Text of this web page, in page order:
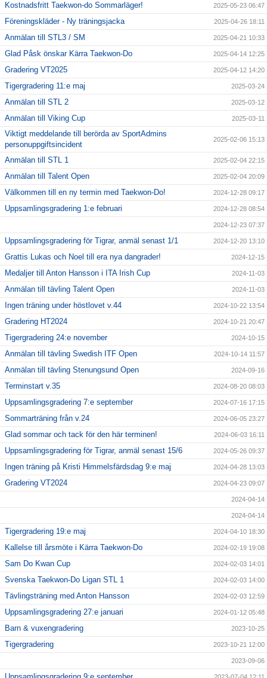
Kostnadsfritt Taekwon-do Sommarläger! 2025-05-23 06:47
Föreningskläder - Ny träningsjacka 2025-04-26 18:11
Anmälan till STL3 / SM 2025-04-21 10:33
Glad Påsk önskar Kärra Taekwon-Do 2025-04-14 12:25
Gradering VT2025 2025-04-12 14:20
Tigergradering 11:e maj 2025-03-24
Anmälan till STL 2 2025-03-12
Anmälan till Viking Cup 2025-03-11
Viktigt meddelande till berörda av SportAdmins
personuppgiftsincident
2025-02-06 15:13
Anmälan till STL 1 2025-02-04 22:15
Anmälan till Talent Open 2025-02-04 20:09
Välkommen till en ny termin med Taekwon-Do! 2024-12-28 09:17
Uppsamlingsgradering 1:e februari 2024-12-28 08:54
2024-12-23 07:37
Uppsamlingsgradering för Tigrar, anmäl senast 1/1 2024-12-20 13:10
Grattis Lukas och Noel till era nya dangrader! 2024-12-15
Medaljer till Anton Hansson i ITA Irish Cup 2024-11-03
Anmälan till tävling Talent Open 2024-11-03
Ingen träning under höstlovet v.44 2024-10-22 13:54
Gradering HT2024 2024-10-21 20:47
Tigergradering 24:e november 2024-10-15
Anmälan till tävling Swedish ITF Open 2024-10-14 11:57
Anmälan till tävling Stenungsund Open 2024-09-16
Terminstart v.35 2024-08-20 08:03
Uppsamlingsgradering 7:e september 2024-07-16 17:15
Sommarträning från v.24 2024-06-05 23:27
Glad sommar och tack för den här terminen! 2024-06-03 16:11
Uppsamlingsgradering för Tigrar, anmäl senast 15/6 2024-05-26 09:37
Ingen träning på Kristi Himmelsfärdsdag 9:e maj 2024-04-28 13:03
Gradering VT2024 2024-04-23 09:07
2024-04-14
2024-04-14
Tigergradering 19:e maj 2024-04-10 18:30
Kallelse till årsmöte i Kärra Taekwon-Do 2024-02-19 19:08
Sam Do Kwan Cup 2024-02-03 14:01
Svenska Taekwon-Do Ligan STL 1 2024-02-03 14:00
Tävlingsträning med Anton Hansson 2024-02-03 12:59
Uppsamlingsgradering 27:e januari 2024-01-12 05:48
Barn & vuxengradering 2023-10-25
Tigergradering 2023-10-21 12:00
2023-09-06